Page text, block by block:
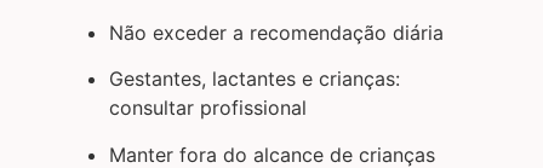
Não exceder a recomendação diária
Gestantes, lactantes e crianças:
consultar profissional
Manter fora do alcance de crianças